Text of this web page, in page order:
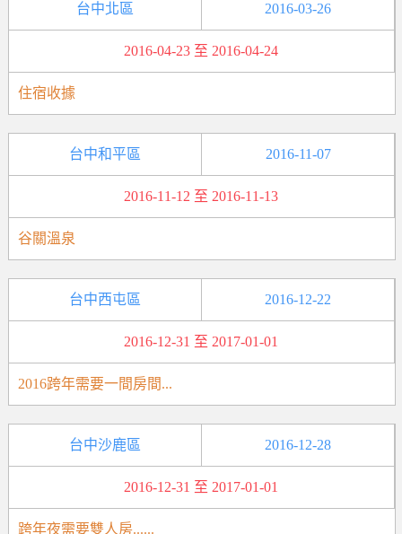
台中北區 2016-03-26
2016-04-23 至 2016-04-24
住宿收據
台中和平區 2016-11-07
2016-11-12 至 2016-11-13
谷關溫泉
台中西屯區 2016-12-22
2016-12-31 至 2017-01-01
2016跨年需要一間房間...
台中沙鹿區 2016-12-28
2016-12-31 至 2017-01-01
跨年夜需要雙人房......